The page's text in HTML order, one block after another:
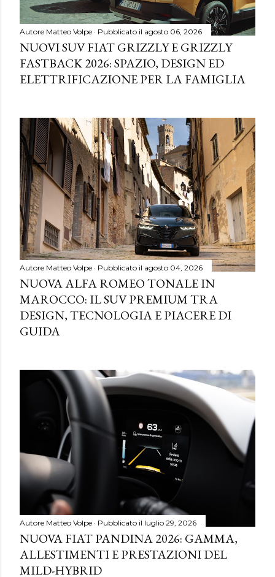
Autore Matteo Volpe Pubblicato il agosto 06, 2026
NUOVI SUV FIAT GRIZZLY E GRIZZLY
FASTBACK 2026: SPAZIO, DESIGN ED
ELETTRIFICAZIONE PER LA FAMIGLIA
Autore Matteo Volpe Pubblicato il agosto 04, 2026
NUOVA ALFA ROMEO TONALE IN
MAROCCO: IL SUV PREMIUM TRA
DESIGN, TECNOLOGIA E PIACERE DI
GUIDA
Autore Matteo Volpe Pubblicato il luglio 29, 2026
NUOVA FIAT PANDINA 2026: GAMMA,
ALLESTIMENTI E PRESTAZIONI DEL
MILD-HYBRID